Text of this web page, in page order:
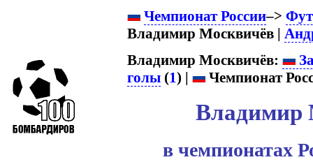
Чемпионат России–>
Владимир Москвичёв |
Владимир Москвичёв:
голы (1) | Чемпионат
Владимир
в чемпионатах